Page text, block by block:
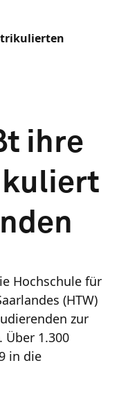
ihre
Hochschule für
(HTW)
zur
Über 1.300
in die